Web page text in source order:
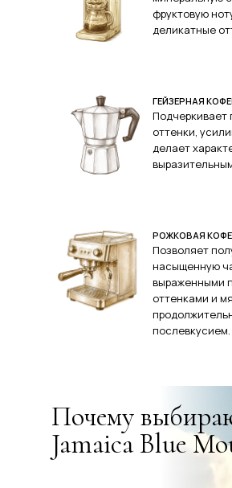
фруктовую
деликатные
Подчеркивает
оттенки,
делает
Позволяет
насыщенную
выраженными
оттенками и
послевкусием.
ГЕЙЗЕРНАЯ
РОЖКОВАЯ
Почему
Jamaica Blue